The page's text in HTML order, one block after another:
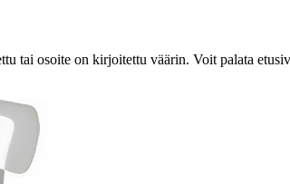
tai osoite on kirjoitettu väärin. Voit palata